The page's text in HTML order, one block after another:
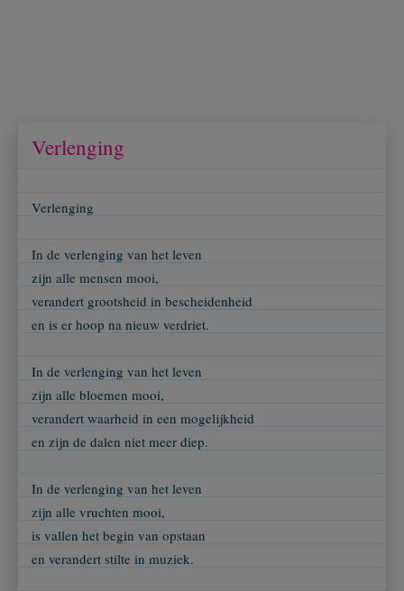
Verlenging
Verlenging
In de verlenging van het leven
zijn alle mensen mooi,
verandert grootsheid in bescheidenheid
en is er hoop na nieuw verdriet.
In de verlenging van het leven
zijn alle bloemen mooi,
verandert waarheid in een mogelijkheid
en zijn de dalen niet meer diep.
In de verlenging van het leven
zijn alle vruchten mooi,
is vallen het begin van opstaan
en verandert stilte in muziek.